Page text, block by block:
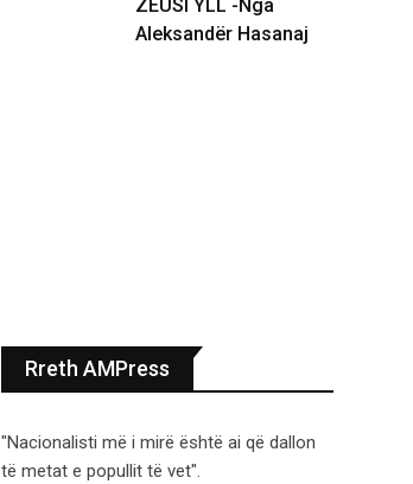
ZEUSI YLL -Nga
Aleksandër Hasanaj
Rreth AMPress
"Nacionalisti më i mirë është ai që dallon
të metat e popullit të vet".